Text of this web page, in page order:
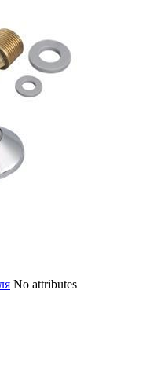
No attributes